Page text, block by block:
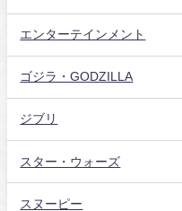
エンターテインメント
ゴジラ・GODZILLA
ジブリ
スター・ウォーズ
スヌーピー